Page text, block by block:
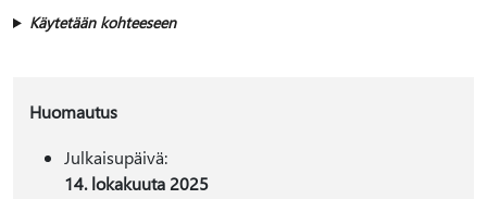
Käytetään kohteeseen
Huomautus
Julkaisupäivä:
14. lokakuuta 2025